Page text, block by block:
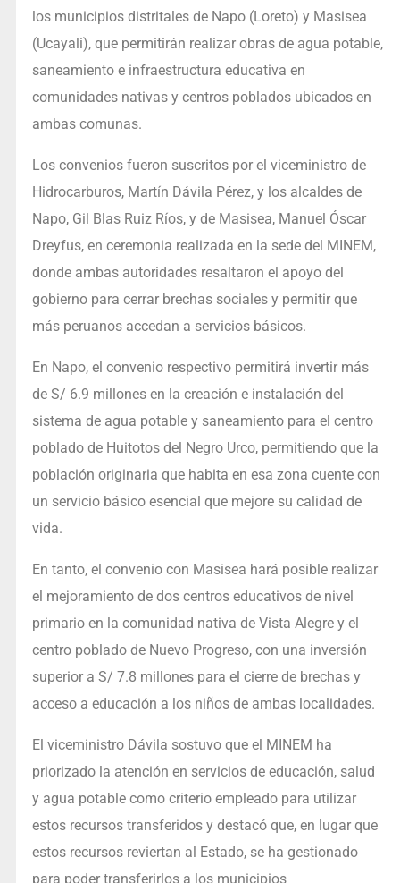
los municipios distritales de Napo (Loreto) y Masisea
(Ucayali), que permitirán realizar obras de agua potable,
saneamiento e infraestructura educativa en
comunidades nativas y centros poblados ubicados en
ambas comunas.
Los convenios fueron suscritos por el viceministro de
Hidrocarburos, Martín Dávila Pérez, y los alcaldes de
Napo, Gil Blas Ruiz Ríos, y de Masisea, Manuel Óscar
Dreyfus, en ceremonia realizada en la sede del MINEM,
donde ambas autoridades resaltaron el apoyo del
gobierno para cerrar brechas sociales y permitir que
más peruanos accedan a servicios básicos.
En Napo, el convenio respectivo permitirá invertir más
de S/ 6.9 millones en la creación e instalación del
sistema de agua potable y saneamiento para el centro
poblado de Huitotos del Negro Urco, permitiendo que la
población originaria que habita en esa zona cuente con
un servicio básico esencial que mejore su calidad de
vida.
En tanto, el convenio con Masisea hará posible realizar
el mejoramiento de dos centros educativos de nivel
primario en la comunidad nativa de Vista Alegre y el
centro poblado de Nuevo Progreso, con una inversión
superior a S/ 7.8 millones para el cierre de brechas y
acceso a educación a los niños de ambas localidades.
El viceministro Dávila sostuvo que el MINEM ha
priorizado la atención en servicios de educación, salud
y agua potable como criterio empleado para utilizar
estos recursos transferidos y destacó que, en lugar que
estos recursos reviertan al Estado, se ha gestionado
para poder transferirlos a los municipios